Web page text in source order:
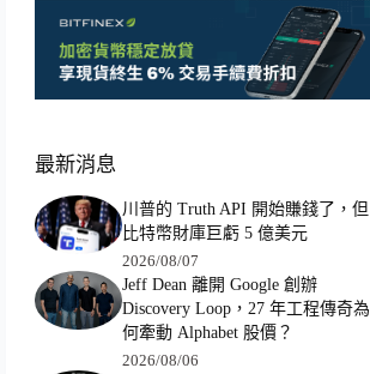
最新消息
川普的 Truth API 開始賺錢了，但
比特幣財庫巨虧 5 億美元
2026/08/07
Jeff Dean 離開 Google 創辦
Discovery Loop，27 年工程傳奇為
何牽動 Alphabet 股價？
2026/08/06